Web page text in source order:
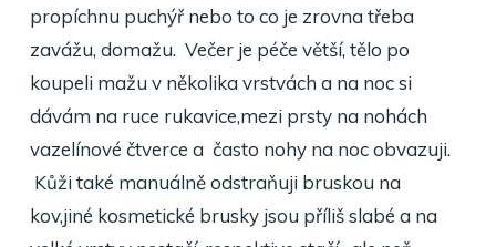
propíchnu puchýř nebo to co je zrovna třeba
zavážu, domažu. Večer je péče větší, tělo po
koupeli mažu v několika vrstvách a na noc si
dávám na ruce rukavice,mezi prsty na nohách
vazelínové čtverce a často nohy na noc obvazuji.
Kůži také manuálně odstraňuji bruskou na
kov,jiné kosmetické brusky jsou příliš slabé a na